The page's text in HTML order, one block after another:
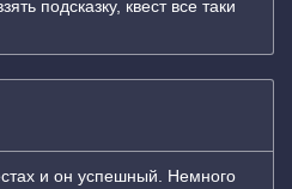
подсказку, квест все таки
и он успешный. Немного